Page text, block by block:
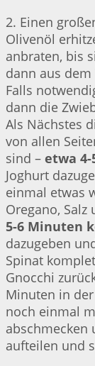
2. Einen
Olivenöl
anbraten, bis
dann aus
Falls
dann die
Als Nächstes
von allen
sind – etwa
Joghurt
einmal etwas
Oregano, Salz
5-6 Minuten
dazugeben
Spinat
Gnocchi
Minuten in
noch einmal
abschmecken
aufteilen und